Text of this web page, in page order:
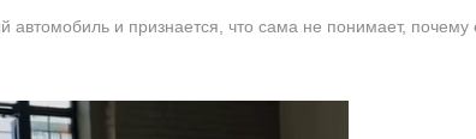
и признается, что сама не понимает, почему